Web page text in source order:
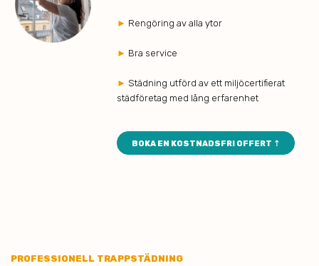
► Rengöring av alla ytor
► Bra service
► Städning utförd av ett miljöcertifierat
städföretag med lång erfarenhet
BOKA EN KOSTNADSFRI OFFERT ⇡
PROFESSIONELL TRAPPSTÄDNING